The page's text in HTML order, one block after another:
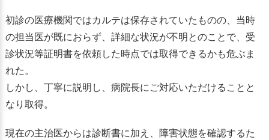
初診の医療機関ではカルテは保存されていたものの、当時
の担当医が既におらず、詳細な状況が不明とのことで、受
診状況等証明書を依頼した時点では取得できるかも危ぶま
れた。
しかし、丁寧に説明し、病院長にご対応いただけることと
なり取得。
現在の主治医からは診断書に加え、障害状態を確認するた